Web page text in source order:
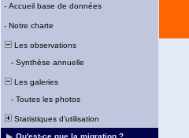
- Accueil base de données
- Notre charte
Les observations
- Synthèse annuelle
Les galeries
- Toutes les photos
Statistiques d'utilisation
Qu'est-ce que la migration ?